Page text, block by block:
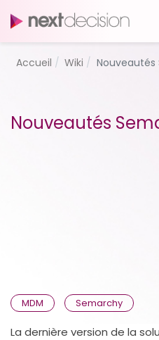
Accueil Wiki Nouveautés
Nouveautés
MDM Semarchy
La dernière version de la